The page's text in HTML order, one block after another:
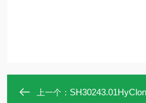
上一个：